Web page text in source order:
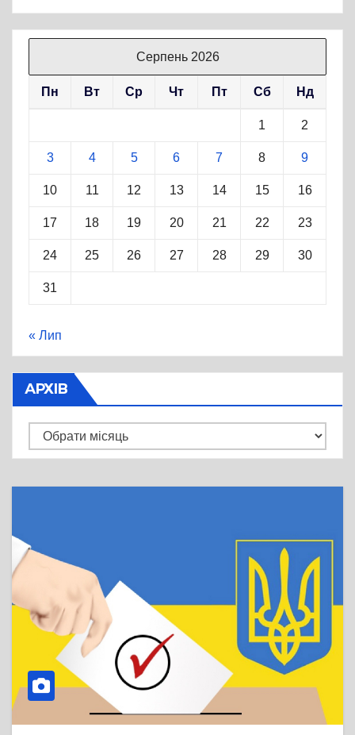
Серпень 2026
Пн Вт Ср Чт Пт Сб Нд
1 2
3 4 5 6 7 8 9
10 11 12 13 14 15 16
17 18 19 20 21 22 23
24 25 26 27 28 29 30
31
« Лип
АРХІВ
Архів